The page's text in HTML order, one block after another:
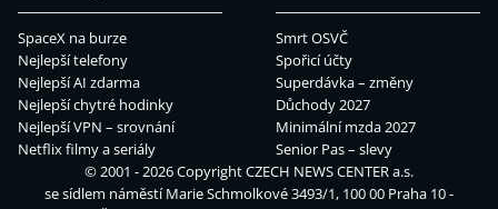
SpaceX na burze
Nejlepší telefony
Nejlepší AI zdarma
Nejlepší chytré hodinky
Nejlepší VPN – srovnání
Netflix filmy a seriály
Smrt OSVČ
Spořicí účty
Superdávka – změny
Důchody 2027
Minimální mzda 2027
Senior Pas – slevy
© 2001 - 2026 CopyrightCZECH NEWS CENTER a.s.
se sídlem náměstí Marie Schmolkové 3493/1, 100 00 Praha 10 -